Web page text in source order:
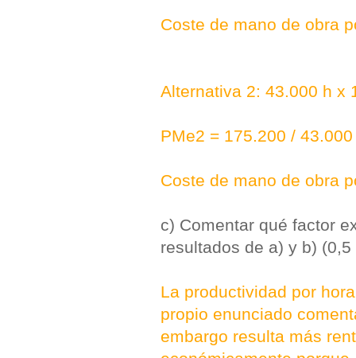
Coste de mano de obra
Alternativa 2: 43.000 h x
PMe2 = 175.200 /
Coste de mano de obra
c) Comentar qué factor
resultados de a) y b) (0,5
La productividad por
propio enunciado
embargo resulta más